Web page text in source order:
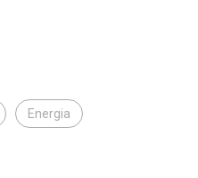
Energia